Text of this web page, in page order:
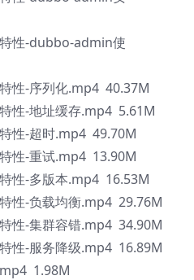
-dubbo-admin使
-序列化.mp4 40.37M
-地址缓存.mp4 5.61M
-超时.mp4 49.70M
-重试.mp4 13.90M
-多版本.mp4 16.53M
-负载均衡.mp4 29.76M
-集群容错.mp4 34.90M
-服务降级.mp4 16.89M
1.98M